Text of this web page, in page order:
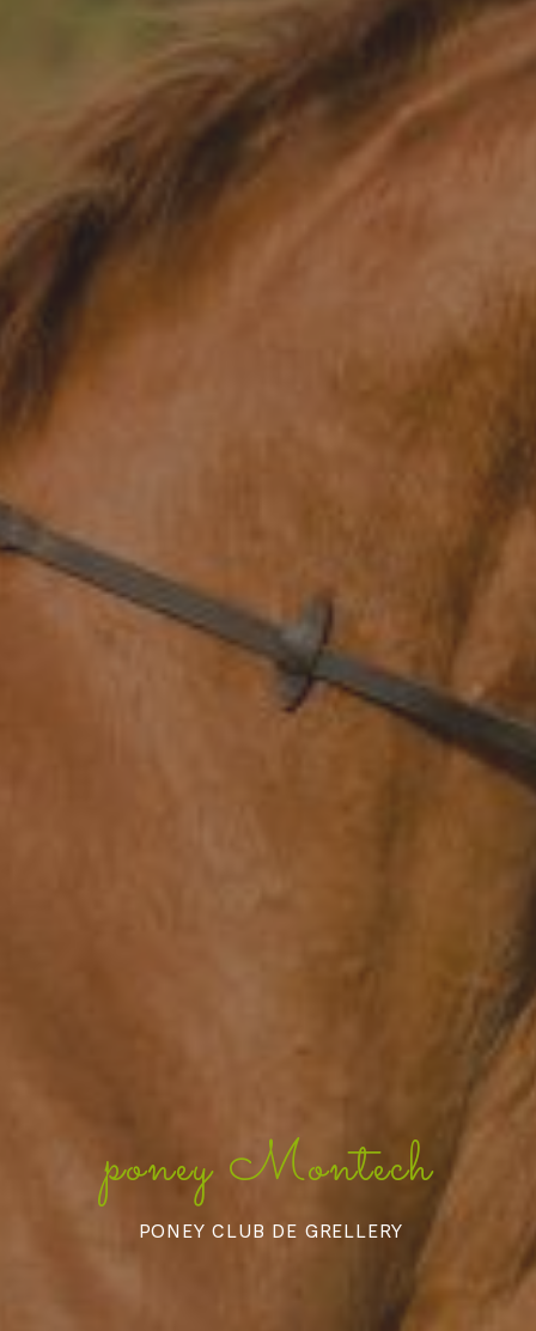
poney Montech
PONEY CLUB DE GRELLERY